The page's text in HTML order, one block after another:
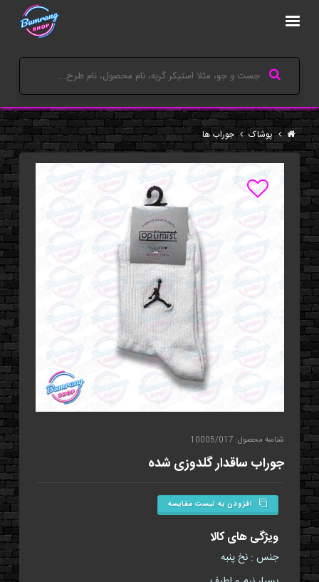
پوشاک جوراب ها
شناسه محصول: 10005/017
جوراب ساقدار گلدوزی شده
افزودن به لیست مقایسه
ویژگی های کالا
جنس : نخ پنبه